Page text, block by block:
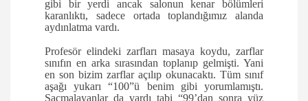
gibi bir yerdi ancak salonun kenar bölümleri
karanlıktı, sadece ortada toplandığımız alanda
aydınlatma vardı.
Profesör elindeki zarfları masaya koydu, zarflar
sınıfın en arka sırasından toplanıp gelmişti. Yani
en son bizim zarflar açılıp okunacaktı. Tüm sınıf
aşağı yukarı “100”ü benim gibi yorumlamıştı.
Saçmalayanlar da vardı tabi “99’dan sonra yüz